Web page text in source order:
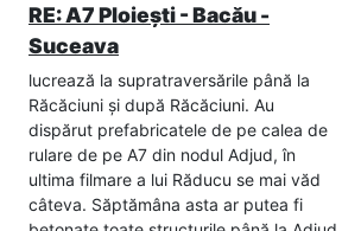
RE: A7 Ploiești - Bacău -
Suceava
lucrează la supratraversările până la
Răcăciuni și după Răcăciuni. Au
dispărut prefabricatele de pe calea de
rulare de pe A7 din nodul Adjud, în
ultima filmare a lui Răducu se mai văd
câteva. Săptămâna asta ar putea fi